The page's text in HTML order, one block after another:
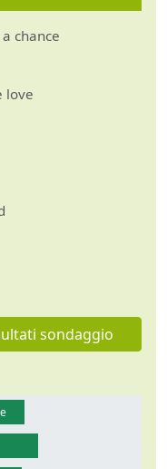
chance
love
sondaggio